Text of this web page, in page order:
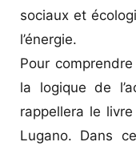
sociaux et
l’énergie.
Pour
la logique de
rappellera le
Lugano. Dans